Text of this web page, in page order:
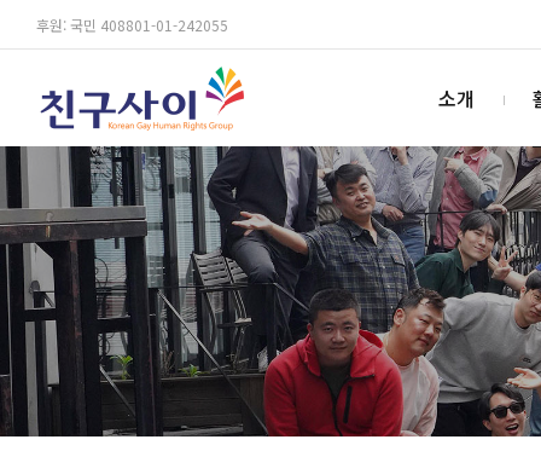
후원: 국민 408801-01-242055
소개